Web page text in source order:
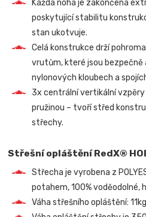
Každá noha je zakončena
poskytující stabilitu
stan ukotvuje.
Celá konstrukce drží
vrutům, které jsou bezpečně
nylonových kloubech a
3x centrální vertikální
pružinou – tvoří střed
střechy.
Střešní opláštění RedX®
Střecha je vyrobena z
potahem, 100% voděodolné,
Váha střešního opláštění: